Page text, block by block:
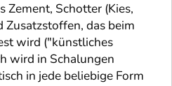
Zement, Schotter (Kies,
Zusatzstoffen, das beim
wird ("künstliches
wird in Schalungen
in jede beliebige Form